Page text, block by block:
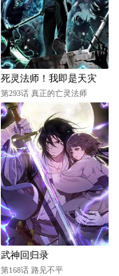
死灵法师！我即是天灾
第293话 真正的亡灵法师
武神回归录
第168话 路见不平